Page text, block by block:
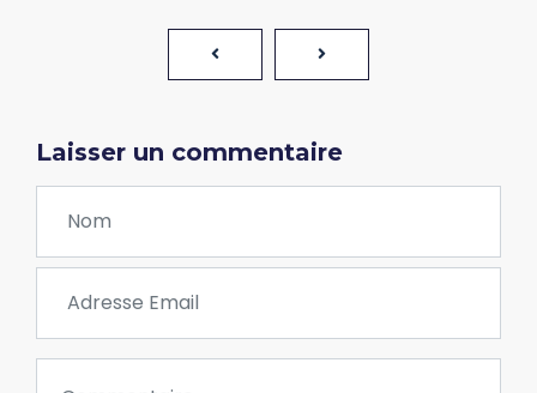
Laisser un commentaire